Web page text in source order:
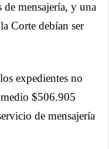
de mensajería, y una
Corte debían ser
expedientes no
$506.905
de mensajería